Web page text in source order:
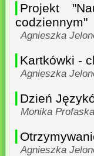
Projekt
codziennym"
Agnieszka
Kartkówki -
Agnieszka
Dzień
Monika
Agnieszka